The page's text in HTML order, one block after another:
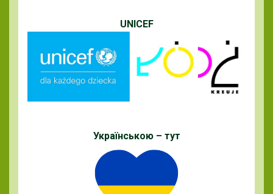
UNICEF
Українською – тут